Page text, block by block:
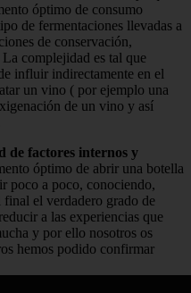
óptimo de consumo
de fermentaciones llevadas a
de conservación,
complejidad es tal que
influir indirectamente en el
un vino ( por ejemplo una
de un vino y así
de factores internos y
óptimo de abrir una botella
poco a poco, conociendo,
el verdadero grado de
a las experiencias que
y por ello nosotros os
hemos podido confirmar